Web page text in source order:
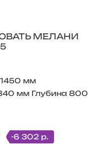
МЕЛАНИ
мм
мм Глубина 800
-6 302 р.